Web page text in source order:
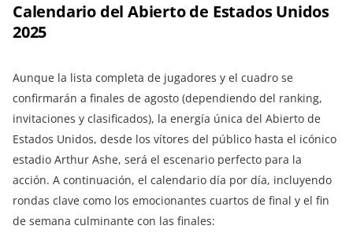
Calendario del Abierto de Estados Unidos
2025
Aunque la lista completa de jugadores y el cuadro se
confirmarán a finales de agosto (dependiendo del ranking,
invitaciones y clasificados), la energía única del Abierto de
Estados Unidos, desde los vítores del público hasta el icónico
estadio Arthur Ashe, será el escenario perfecto para la
acción. A continuación, el calendario día por día, incluyendo
rondas clave como los emocionantes cuartos de final y el fin
de semana culminante con las finales: